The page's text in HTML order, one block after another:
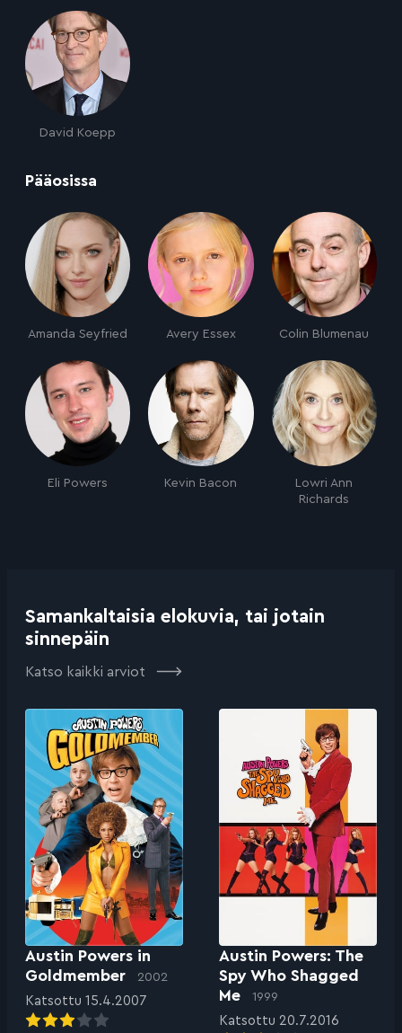
David Koepp
Pääosissa
Amanda Seyfried Avery Essex Colin Blumenau
Eli Powers Kevin Bacon
Lowri Ann
Richards
Samankaltaisia elokuvia, tai jotain
sinnepäin
Katso kaikki arviot
Austin Powers in
Goldmember
2002
Katsottu 15.4.2007
Austin Powers: The
Spy Who Shagged
Me
1999
Katsottu 20.7.2016